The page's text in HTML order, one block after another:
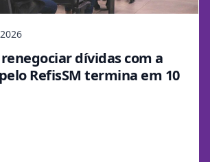
dívidas com a
RefisSM termina em 10